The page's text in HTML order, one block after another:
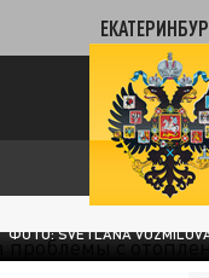
ФОТО: SVETLANA